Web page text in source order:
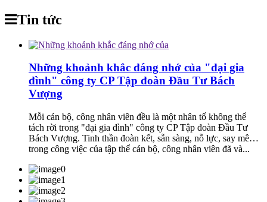
Tin tức
Những khoảnh khắc đáng nhớ của "đại gia
đình" công ty CP Tập đoàn Đầu Tư Bách
Vượng
Mỗi cán bộ, công nhân viên đều là một nhân tố không thể
tách rời trong "đại gia đình" công ty CP Tập đoàn Đầu Tư
Bách Vượng. Tinh thần đoàn kết, sẵn sàng, nỗ lực, say mê…
trong công việc của tập thể cán bộ, công nhân viên đã và...